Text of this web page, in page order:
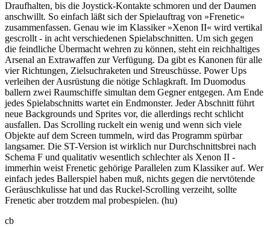
Draufhalten, bis die Joystick-Kontakte schmoren und der Daumen
anschwillt. So einfach läßt sich der Spielauftrag von »Frenetic«
zusammenfassen. Genau wie im Klassiker »Xenon II« wird vertikal
gescrollt - in acht verschiedenen Spielabschnitten. Um sich gegen
die feindliche Übermacht wehren zu können, steht ein reichhaltiges
Arsenal an Extrawaffen zur Verfügung. Da gibt es Kanonen für alle
vier Richtungen, Zielsuchraketen und Streuschüsse. Power Ups
verleihen der Ausrüstung die nötige Schlagkraft. Im Duomodus
ballern zwei Raumschiffe simultan dem Gegner entgegen. Am Ende
jedes Spielabschnitts wartet ein Endmonster. Jeder Abschnitt führt
neue Backgrounds und Sprites vor, die allerdings recht schlicht
ausfallen. Das Scrolling ruckelt ein wenig und wenn sich viele
Objekte auf dem Screen tummeln, wird das Programm spürbar
langsamer. Die ST-Version ist wirklich nur Durchschnittsbrei nach
Schema F und qualitativ wesentlich schlechter als Xenon II -
immerhin weist Frenetic gehörige Parallelen zum Klassiker auf. Wer
einfach jedes Ballerspiel haben muß, nichts gegen die nervtötende
Geräuschkulisse hat und das Ruckel-Scrolling verzeiht, sollte
Frenetic aber trotzdem mal probespielen. (hu)
cb